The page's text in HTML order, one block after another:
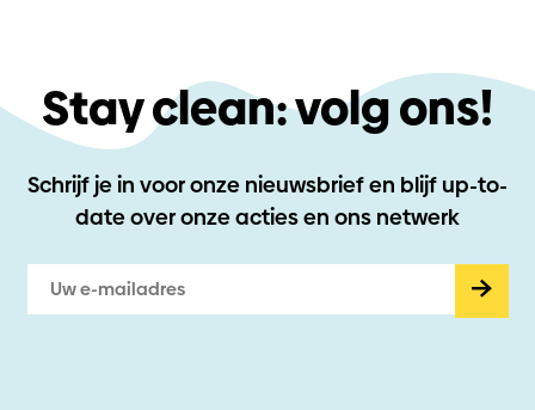
Stay clean: volg ons!
Schrijf je in voor onze nieuwsbrief en blijf up-to-
dateover onze acties en ons netwerk